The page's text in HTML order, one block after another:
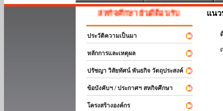
สหกิจศึกษา ยินดีต้อนรับ
ประวัติความเป็นมา
หลักการและเหตุผล
ปรัชญา วิสัยทัศน์ พันธกิจ วัตถุประสงค์
ข้อบังคับฯ / ประกาศฯ สหกิจศึกษา
โครงสร้างองค์กร
แน